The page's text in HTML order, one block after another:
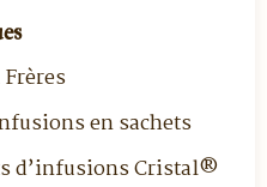
en sachets
d’infusions Cristal®